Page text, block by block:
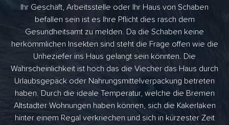
Ihr Geschäft, Arbeitsstelle oder Ihr Haus von Schaben
befallen sein ist es Ihre Pflicht dies rasch dem
Gesundheitsamt zu melden. Da die Schaben keine
herkömmlichen Insekten sind steht die Frage offen wie die
Unheziefer ins Haus gelangt sein könnten. Die
Wahrscheinlichkeit ist hoch das die Viecher das Haus durch
Urlaubsgepäck oder Nahrungsmittelverpackung betreten
haben. Durch die ideale Temperatur, welche die Bremen
Altstadter Wohnungen haben können, sich die Kakerlaken
hinter einem Regal verkriechen und sich in kürzester Zeit